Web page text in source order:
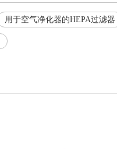
用于空气净化器的HEPA过滤器